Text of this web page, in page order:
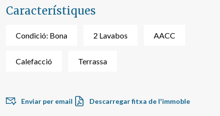
Característiques
Condició: Bona 2 Lavabos AACC
Calefacció Terrassa
Enviar per email Descarregar fitxa de l'immoble
de l'usuari a través de l'observació continuada dels seus
hàbits de navegació. Gràcies a elles, podem conèixer els
hàbits de navegació al lloc web i mostrar publicitat